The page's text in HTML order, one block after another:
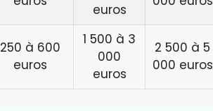
euros
250 à 600
euros
1 500 à 3
000
euros
2 500 à 5
000 euros